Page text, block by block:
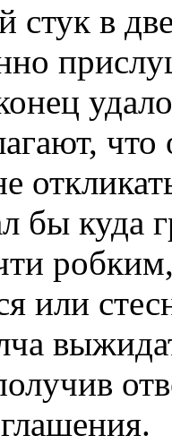
стук в
бы куда
или